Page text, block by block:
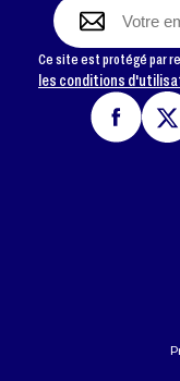
Ce site est protégé par
les conditions